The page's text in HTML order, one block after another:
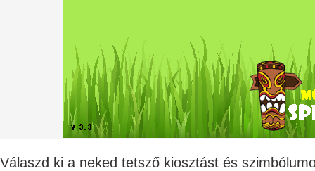
Válaszd ki a neked tetsző kiosztást és